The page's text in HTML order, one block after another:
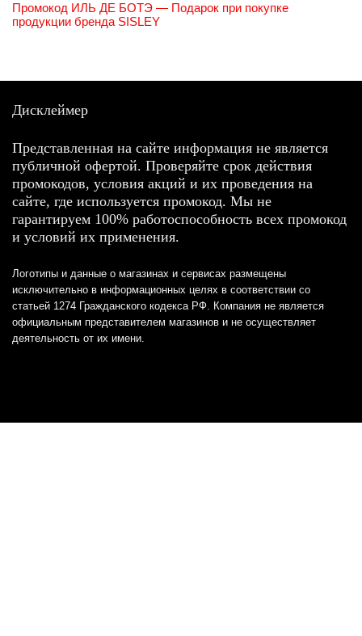
Промокод ИЛЬ ДЕ БОТЭ — Подарок при покупке
продукции бренда SISLEY
Дисклеймер
Представленная на сайте информация не является
публичной офертой. Проверяйте срок действия
промокодов, условия акций и их проведения на
сайте, где используется промокод. Мы не
гарантируем 100% работоспособность всех промокод
и условий их применения.
Логотипы и данные о магазинах и сервисах размещены
исключительно в информационных целях в соответствии со
статьей 1274 Гражданского кодекса РФ. Компания не является
официальным представителем магазинов и не осуществляет
деятельность от их имени.